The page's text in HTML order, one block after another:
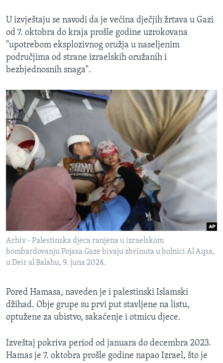
U izvještaju se navodi da je većina dječjih žrtava u Gazi
od 7. oktobra do kraja prošle godine uzrokovana
"upotrebom eksplozivnog oružja u naseljenim
područjima od strane izraelskih oružanih i
bezbjednosnih snaga".
Arhiv - Palestinska djeca ranjena u izraelskom
bombardovanju Pojasa Gaze bivaju zbrinuta u bolnici Al Aqsa,
u Deir al Balahu, 9. juna 2024.
Pored Hamasa, naveden je i palestinski Islamski
džihad. Obje grupe su prvi put stavljene na listu,
optužene za ubistvo, sakaćenje i otmicu djece.
Izveštaj pokriva period od januara do decembra 2023.
Hamas je 7. oktobra prošle godine napao Izrael, što je